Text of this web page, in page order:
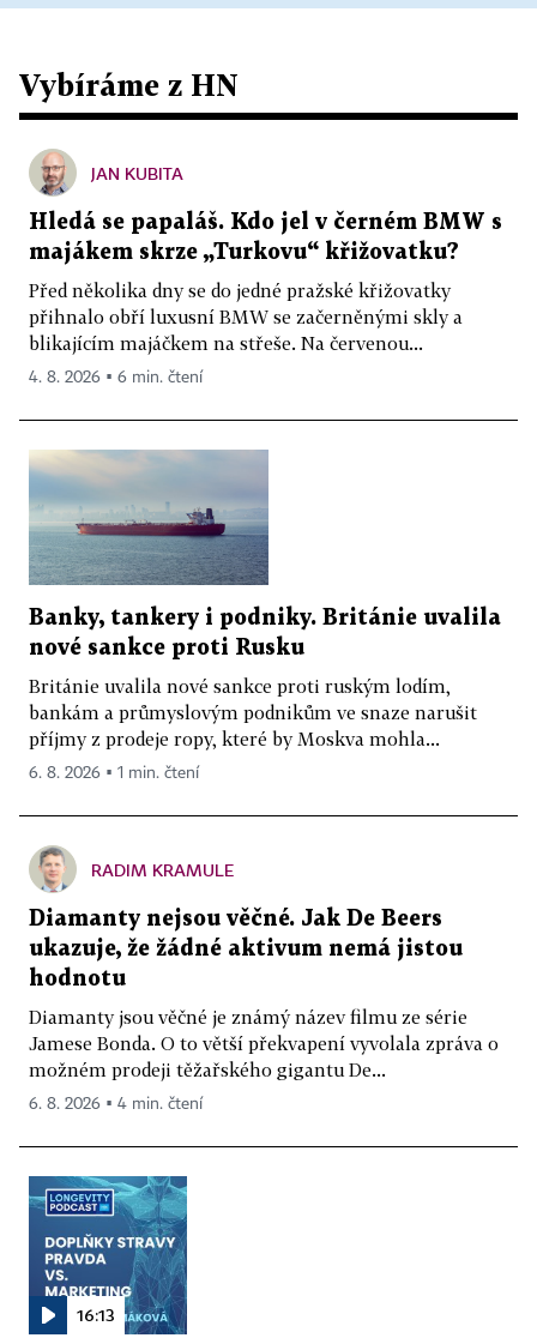
Vybíráme z HN
JAN KUBITA
Hledá se papaláš. Kdo jel v černém BMW s
majákem skrze „Turkovu“ křižovatku?
Před několika dny se do jedné pražské křižovatky
přihnalo obří luxusní BMW se začerněnými skly a
blikajícím majáčkem na střeše. Na červenou...
4. 8. 2026 ▪ 6 min. čtení
Banky, tankery i podniky. Británie uvalila
nové sankce proti Rusku
Británie uvalila nové sankce proti ruským lodím,
bankám a průmyslovým podnikům ve snaze narušit
příjmy z prodeje ropy, které by Moskva mohla...
6. 8. 2026 ▪ 1 min. čtení
RADIM KRAMULE
Diamanty nejsou věčné. Jak De Beers
ukazuje, že žádné aktivum nemá jistou
hodnotu
Diamanty jsou věčné je známý název filmu ze série
Jamese Bonda. O to větší překvapení vyvolala zpráva o
možném prodeji těžařského gigantu De...
6. 8. 2026 ▪ 4 min. čtení
16:13